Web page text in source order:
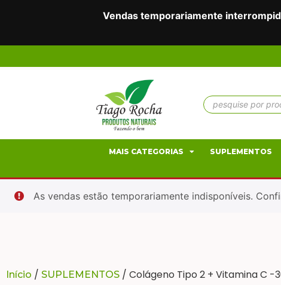
Vendas temporariamente
MAIS CATEGORIAS SUPLEMENTOS
As vendas estão temporariamente indisponíveis.
Início / SUPLEMENTOS / Colágeno Tipo 2 + Vitamina C -